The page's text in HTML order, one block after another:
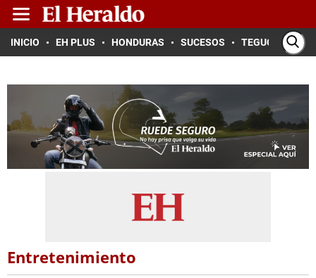
INICIO EH PLUS HONDURAS SUCESOS TEGUCIGALPA
Entretenimiento